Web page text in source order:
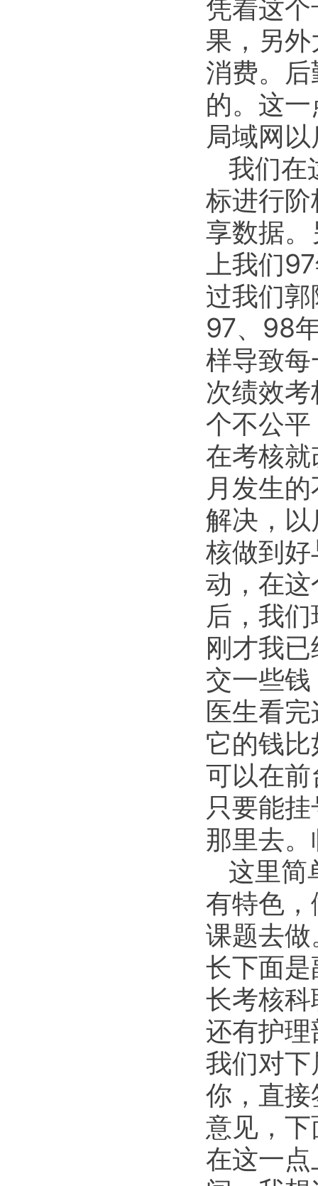
凭着这
果，另
消费。
的。这
局域网
我们在
标进行
享数据
上我们
过我们
97、98
样导致
次绩效
个不公
在考核
月发生
解决，
核做到
动，在
后，我
刚才我
交一些
医生看
它的钱
可以在
只要能
那里去
这里简
有特色
课题去
长下面
长考核
还有护
我们对
你，直
意见，
在这一